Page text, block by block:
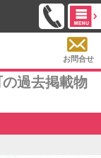
お問合せ
過去掲載物